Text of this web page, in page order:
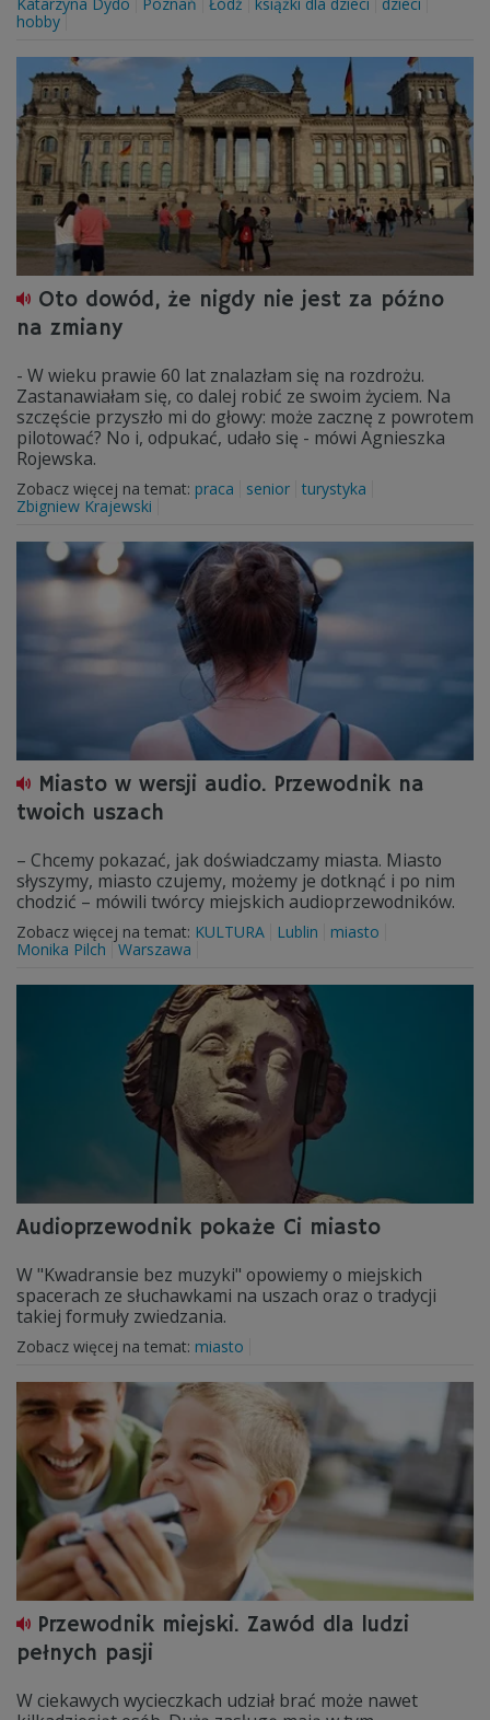
hobby
Oto dowód, że nigdy nie jest za późno
na zmiany
- W wieku prawie 60 lat znalazłam się na rozdrożu.
Zastanawiałam się, co dalej robić ze swoim życiem. Na
szczęście przyszło mi do głowy: może zacznę z powrotem
pilotować? No i, odpukać, udało się - mówi Agnieszka
Rojewska.
Zobacz więcej na temat: praca senior turystyka
Zbigniew Krajewski
Miasto w wersji audio. Przewodnik na
twoich uszach
– Chcemy pokazać, jak doświadczamy miasta. Miasto
słyszymy, miasto czujemy, możemy je dotknąć i po nim
chodzić – mówili twórcy miejskich audioprzewodników.
Zobacz więcej na temat: KULTURA Lublin
miasto
Monika Pilch
Warszawa
Audioprzewodnik pokaże Ci miasto
W "Kwadransie bez muzyki" opowiemy o miejskich
spacerach ze słuchawkami na uszach oraz o tradycji
takiej formuły zwiedzania.
Zobacz więcej na temat: miasto
Przewodnik miejski. Zawód dla ludzi
pełnych pasji
W ciekawych wycieczkach udział brać może nawet